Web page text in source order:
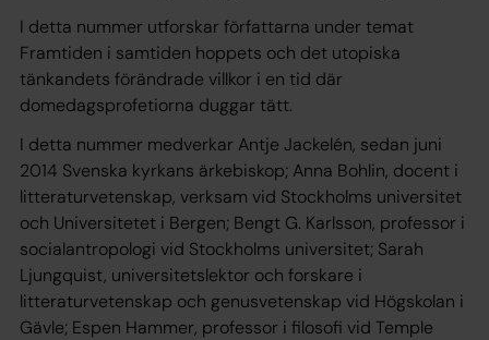
I detta nummer utforskar författarna under temat
Framtiden i samtiden hoppets och det utopiska
tänkandets förändrade villkor i en tid där
domedagsprofetiorna duggar tätt.
I detta nummer medverkar Antje Jackelén, sedan juni
2014 Svenska kyrkans ärkebiskop; Anna Bohlin, docent i
litteraturvetenskap, verksam vid Stockholms universitet
och Universitetet i Bergen; Bengt G. Karlsson, professor i
socialantropologi vid Stockholms universitet; Sarah
Ljungquist, universitetslektor och forskare i
litteraturvetenskap och genusvetenskap vid Högskolan i
Gävle; Espen Hammer, professor i filosofi vid Temple